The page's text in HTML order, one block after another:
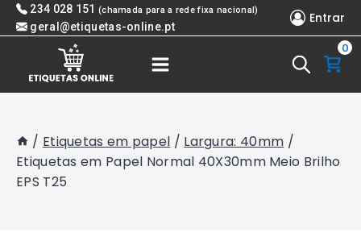
Skip 234 028 151 (chamada para a rede fixa nacional)
geral@etiquetas-online.pt
Entrar
0
/ Etiquetas em papel / Largura: 40mm /
Etiquetas em Papel Normal 40X30mm Meio Brilho
EPS T25